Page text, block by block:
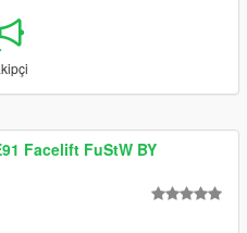
Facelift FuStW BY